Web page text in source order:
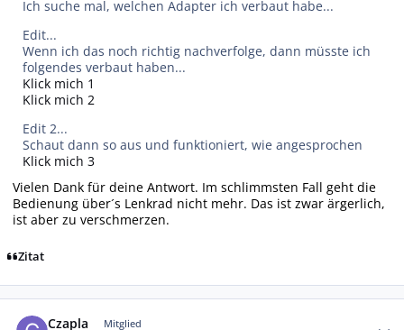
Ich suche mal, welchen Adapter ich verbaut habe...
Edit...
Wenn ich das noch richtig nachverfolge, dann müsste ich
folgendes verbaut haben...
Klick mich 1
Klick mich 2
Edit 2...
Schaut dann so aus und funktioniert, wie angesprochen
Klick mich 3
Vielen Dank für deine Antwort. Im schlimmsten Fall geht die
Bedienung über´s Lenkrad nicht mehr. Das ist zwar ärgerlich,
ist aber zu verschmerzen.
Zitat
Czapla Mitglied